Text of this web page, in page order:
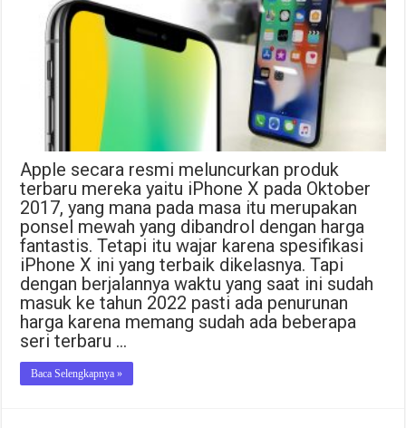
Apple secara resmi meluncurkan produk
terbaru mereka yaitu iPhone X pada Oktober
2017, yang mana pada masa itu merupakan
ponsel mewah yang dibandrol dengan harga
fantastis. Tetapi itu wajar karena spesifikasi
iPhone X ini yang terbaik dikelasnya. Tapi
dengan berjalannya waktu yang saat ini sudah
masuk ke tahun 2022 pasti ada penurunan
harga karena memang sudah ada beberapa
seri terbaru …
Baca Selengkapnya »